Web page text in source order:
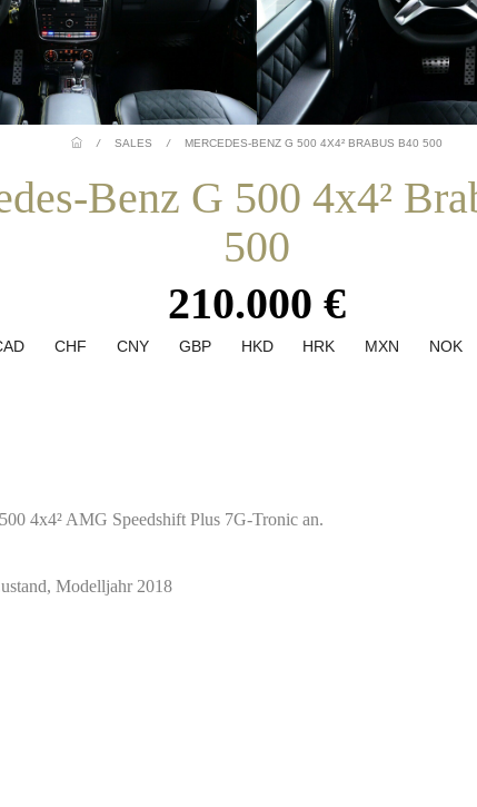
/ SALES / MERCEDES-BENZ G 500 4X4² BRABUS B40 500
Benz G 500 4x4²
500
210.000 €
CHF CNY GBP HKD HRK MXN NOK
4x4² AMG Speedshift Plus 7G-Tronic an.
Modelljahr 2018